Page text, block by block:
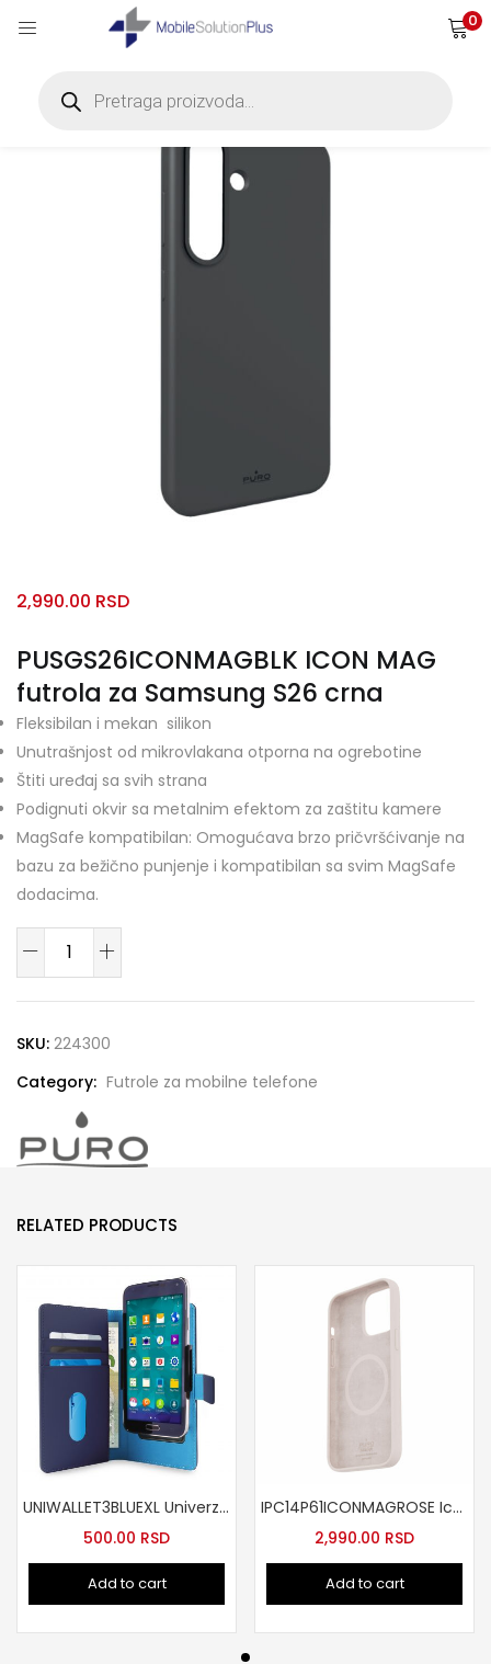
0
search
PUSGS26ICONMAGBLK ICON MAG
futrola za Samsung S26 crna
2,990.00 RSD
Fleksibilan i mekan silikon
Unutrašnjost od mikrovlakana otporna na ogrebotine
Štiti uređaj sa svih strana
Podignuti okvir sa metalnim efektom za zaštitu kamere
MagSafe kompatibilan: Omogućava brzo pričvršćivanje na
bazu za bežično punjenje i kompatibilan sa svim MagSafe
dodacima.
PUSGS26ICONMAGBLK
MAG
za
Samsung
crna
quantity
SKU: 224300
Category: Futrole za mobilne telefone
RELATED PRODUCTS
UNIWALLET3BLUEXL Univerzalna Wallet maska XL
500.00 RSD
Add to cart
IPC14P61ICONMAGROSE Icon mag futrola za iPhone 14 Pro roze
2,990.00 RSD
Add to cart